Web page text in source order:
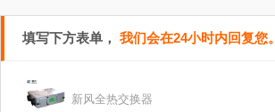
填写下方表单， 我们会在24小时内回复您。
新风全热交换器